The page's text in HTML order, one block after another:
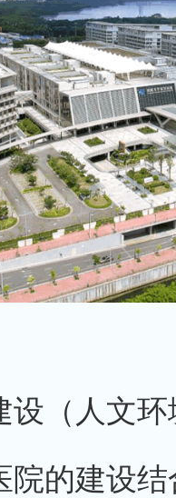
设（人文环
院的建设